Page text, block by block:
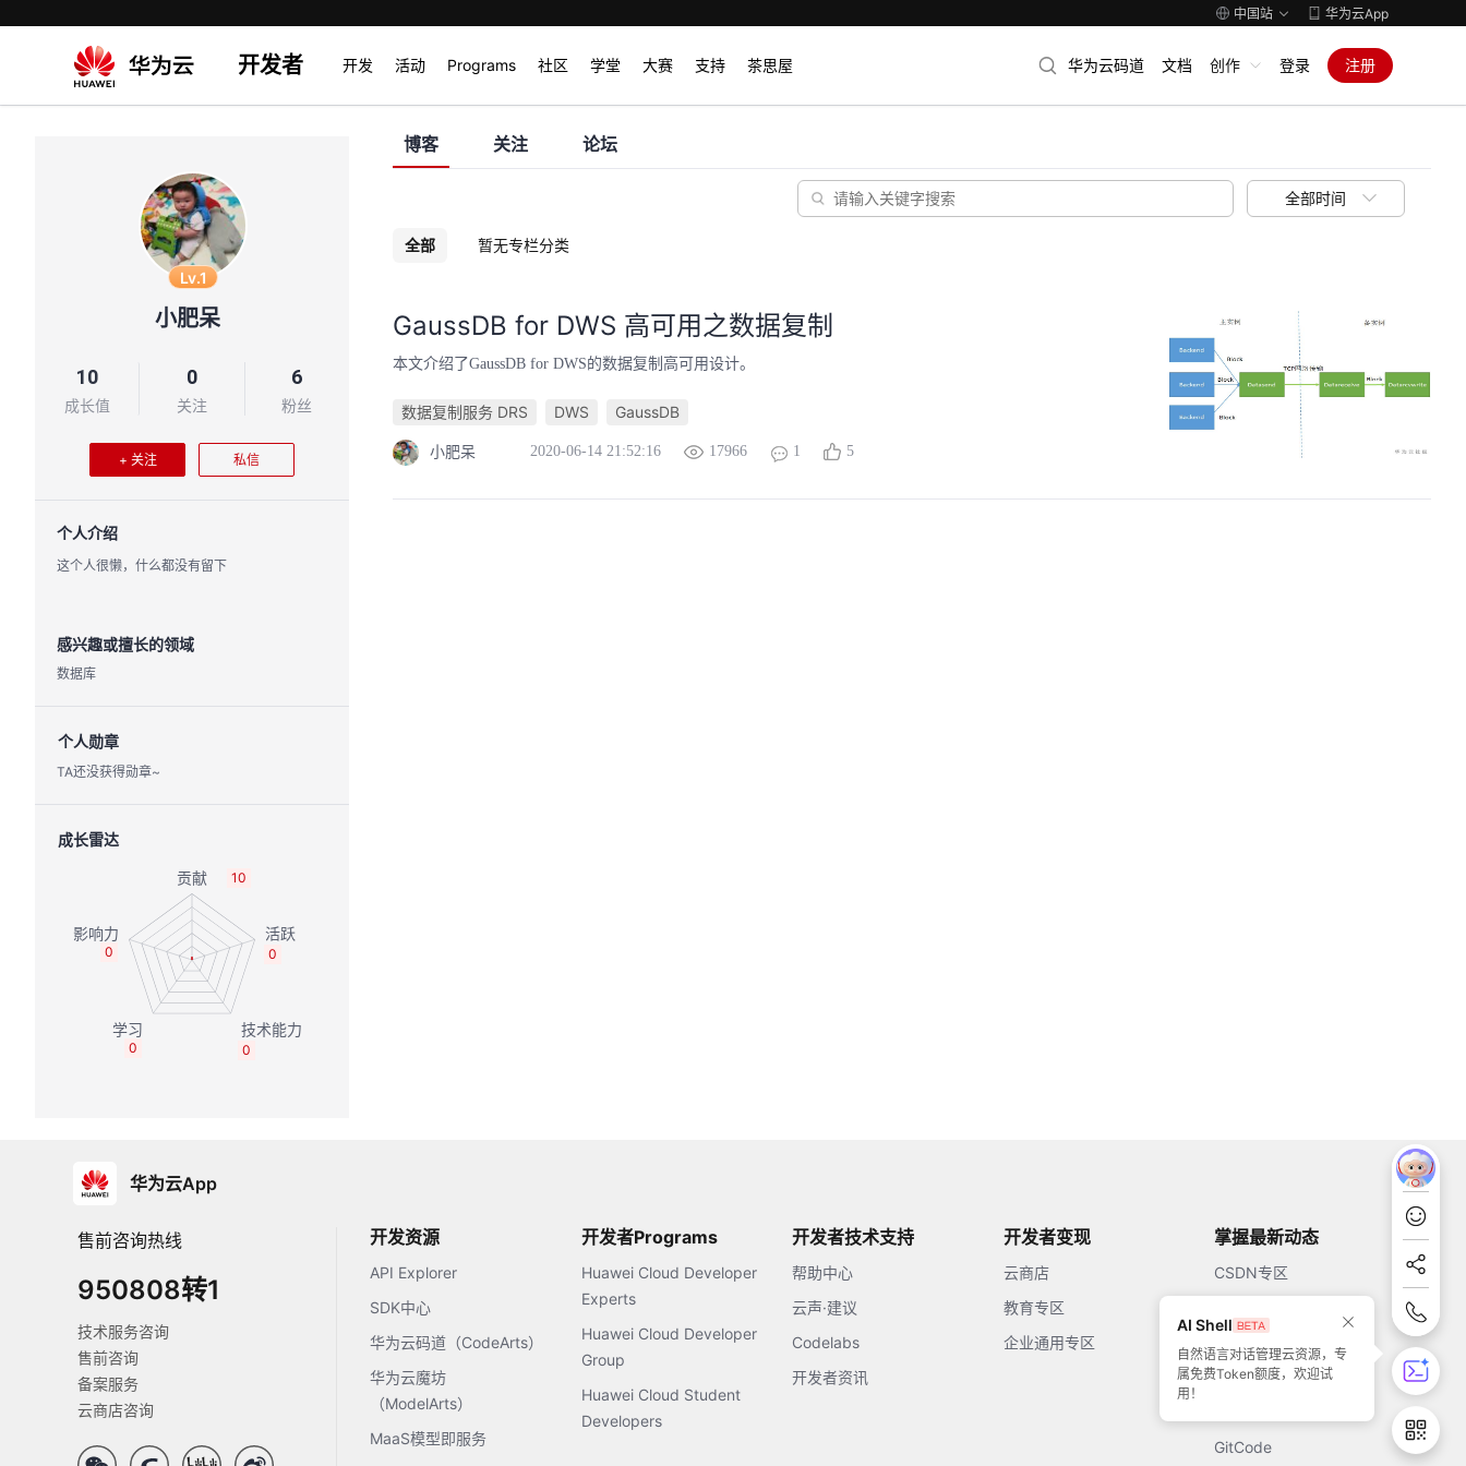
中国站 华为云App
开发者 开发 活动 Programs 社区 学堂 大赛 支持 茶思屋 华为云码道 文档 创作 登录 注册
Lv.1
小肥呆
10
成长值
0
关注
6
粉丝
+ 关注 私信
个人介绍
这个人很懒，什么都没有留下
感兴趣或擅长的领域
数据库
个人勋章
TA还没获得勋章~
成长雷达
10
0
0
0
0
博客 关注 论坛
全部时间
全部 暂无专栏分类
GaussDB for DWS 高可用之数据复制
本文介绍了GaussDB for DWS的数据复制高可用设计。
数据复制服务 DRS DWS GaussDB
小肥呆 2020-06-14 21:52:16 17966 1 5
华为云App
售前咨询热线
950808转1
技术服务咨询
售前咨询
备案服务
云商店咨询
开发资源
API Explorer
SDK中心
华为云码道（CodeArts）
华为云魔坊
（ModelArts）
MaaS模型即服务
开发者Programs
Huawei Cloud Developer
Experts
Huawei Cloud Developer
Group
Huawei Cloud Student
Developers
开发者技术支持
帮助中心
云声·建议
Codelabs
开发者资讯
开发者变现
云商店
教育专区
企业通用专区
掌握最新动态
CSDN专区
51CTO
GitCode
AI Shell
自然语言对话管理云资源，专
属免费Token额度，欢迎试
用！